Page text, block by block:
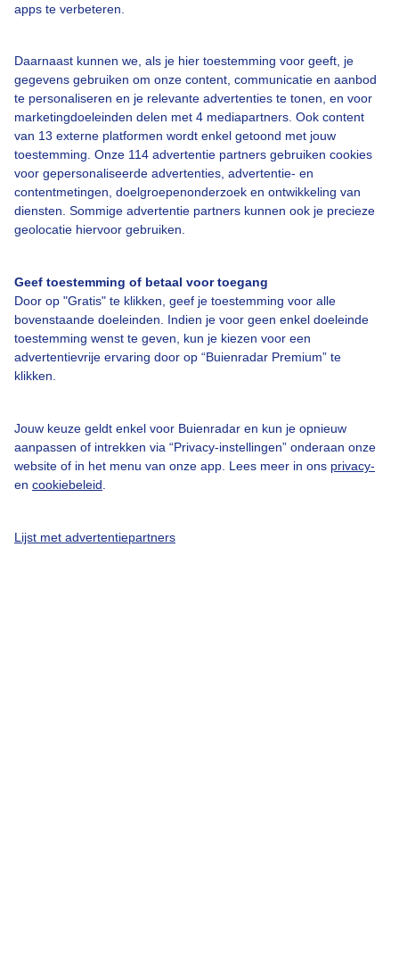
apps te verbeteren.
Daarnaast kunnen we, als je hier toestemming voor geeft, je
gegevens gebruiken om onze content, communicatie en aanbod
te personaliseren en je relevante advertenties te tonen, en voor
marketingdoeleinden delen met 4 mediapartners. Ook content
van 13 externe platformen wordt enkel getoond met jouw
toestemming. Onze 114 advertentie partners gebruiken cookies
voor gepersonaliseerde advertenties, advertentie- en
contentmetingen, doelgroepenonderzoek en ontwikkeling van
diensten. Sommige advertentie partners kunnen ook je precieze
geolocatie hiervoor gebruiken.
Geef toestemming of betaal voor toegang
Door op "Gratis" te klikken, geef je toestemming voor alle
bovenstaande doeleinden. Indien je voor geen enkel doeleinde
toestemming wenst te geven, kun je kiezen voor een
advertentievrije ervaring door op “Buienradar Premium” te
klikken.
Jouw keuze geldt enkel voor Buienradar en kun je opnieuw
aanpassen of intrekken via “Privacy-instellingen” onderaan onze
website of in het menu van onze app. Lees meer in ons privacy-
en cookiebeleid
Lijst met advertentiepartners
Bekijk slideshow
Bedrijfsgegevens
Veelgestelde vragen
Toegankelijkheid